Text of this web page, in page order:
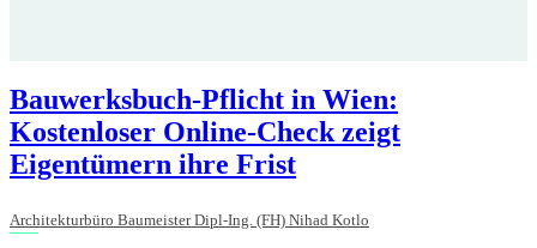
Bauwerksbuch-Pflicht in Wien:
Kostenloser Online-Check zeigt
Eigentümern ihre Frist
Architekturbüro Baumeister Dipl-Ing. (FH) Nihad Kotlo